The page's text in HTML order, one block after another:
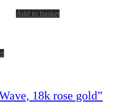
Add to basket
18k rose gold”